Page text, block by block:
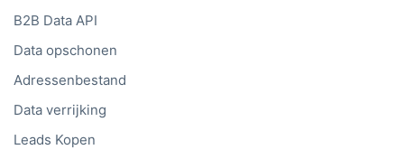
B2B Data API
Data opschonen
Adressenbestand
Data verrijking
Leads Kopen